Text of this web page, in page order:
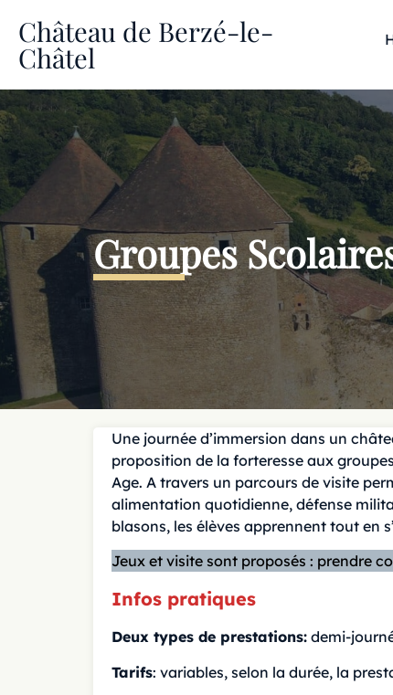
Château de Berzé-le-
Châtel
Groupes
Une journée d’immersion dans un
proposition de la forteresse aux
Age. A travers un parcours de visite
alimentation quotidienne, défense
blasons, les élèves apprennent tout en
Jeux et visite sont proposés : prendre
Infos pratiques
Deux types de prestations: demi-
Tarifs: variables, selon la durée, la